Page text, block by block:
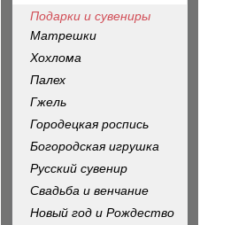
Подарки и сувениры
Матрешки
Хохлома
Палех
Гжель
Городецкая роспись
Богородская игрушка
Русский сувенир
Свадьба и венчание
Новый год и Рождество